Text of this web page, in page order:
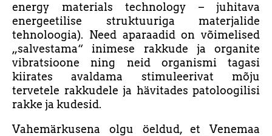
energy materials technology – juhitava
energeetilise struktuuriga materjalide
tehnoloogia). Need aparaadid on võimelised
„salvestama“ inimese rakkude ja organite
vibratsioone ning neid organismi tagasi
kiirates avaldama stimuleerivat mõju
tervetele rakkudele ja hävitades patoloogilisi
rakke ja kudesid.
Vahemärkusena olgu öeldud, et Venemaa